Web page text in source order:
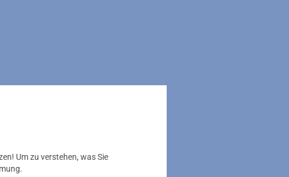
Um zu verstehen, was Sie